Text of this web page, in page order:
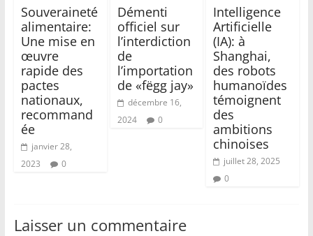
Souveraineté
alimentaire:
Une mise en
œuvre
rapide des
pactes
nationaux,
recommand
ée
janvier 28,
2023
0
Démenti
officiel sur
l’interdiction
de
l’importation
de «fëgg jay»
décembre 16,
2024
0
Intelligence
Artificielle
(IA): à
Shanghai,
des robots
humanoïdes
témoignent
des
ambitions
chinoises
juillet 28, 2025
0
Laisser un commentaire